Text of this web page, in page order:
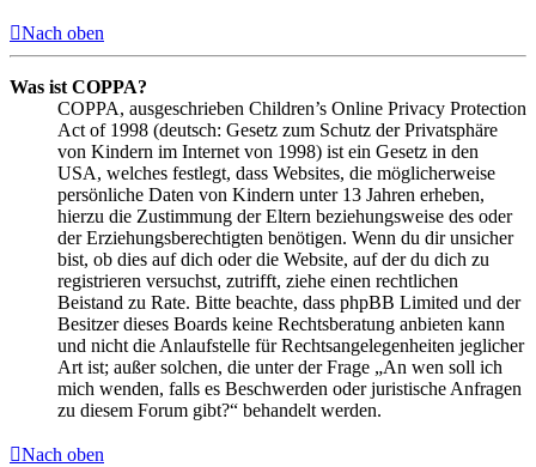
Nach oben
Was ist COPPA?
COPPA, ausgeschrieben Children’s Online Privacy Protection
Act of 1998 (deutsch: Gesetz zum Schutz der Privatsphäre
von Kindern im Internet von 1998) ist ein Gesetz in den
USA, welches festlegt, dass Websites, die möglicherweise
persönliche Daten von Kindern unter 13 Jahren erheben,
hierzu die Zustimmung der Eltern beziehungsweise des oder
der Erziehungsberechtigten benötigen. Wenn du dir unsicher
bist, ob dies auf dich oder die Website, auf der du dich zu
registrieren versuchst, zutrifft, ziehe einen rechtlichen
Beistand zu Rate. Bitte beachte, dass phpBB Limited und der
Besitzer dieses Boards keine Rechtsberatung anbieten kann
und nicht die Anlaufstelle für Rechtsangelegenheiten jeglicher
Art ist; außer solchen, die unter der Frage „An wen soll ich
mich wenden, falls es Beschwerden oder juristische Anfragen
zu diesem Forum gibt?“ behandelt werden.
Nach oben